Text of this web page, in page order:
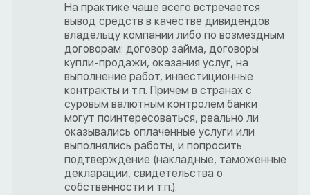
На практике чаще всего встречается
вывод средств в качестве дивидендов
владельцу компании либо по возмездным
договорам: договор займа, договоры
купли-продажи, оказания услуг, на
выполнение работ, инвестиционные
контракты и т.п. Причем в странах с
суровым валютным контролем банки
могут поинтересоваться, реально ли
оказывались оплаченные услуги или
выполнялись работы, и попросить
подтверждение (накладные, таможенные
декларации, свидетельства о
собственности и т.п.).